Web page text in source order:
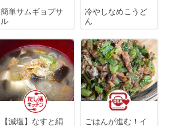
簡単サムギョプサ
ル
冷やしなめこうど
ん
【減塩】なすと絹
ごはんが進む！イ